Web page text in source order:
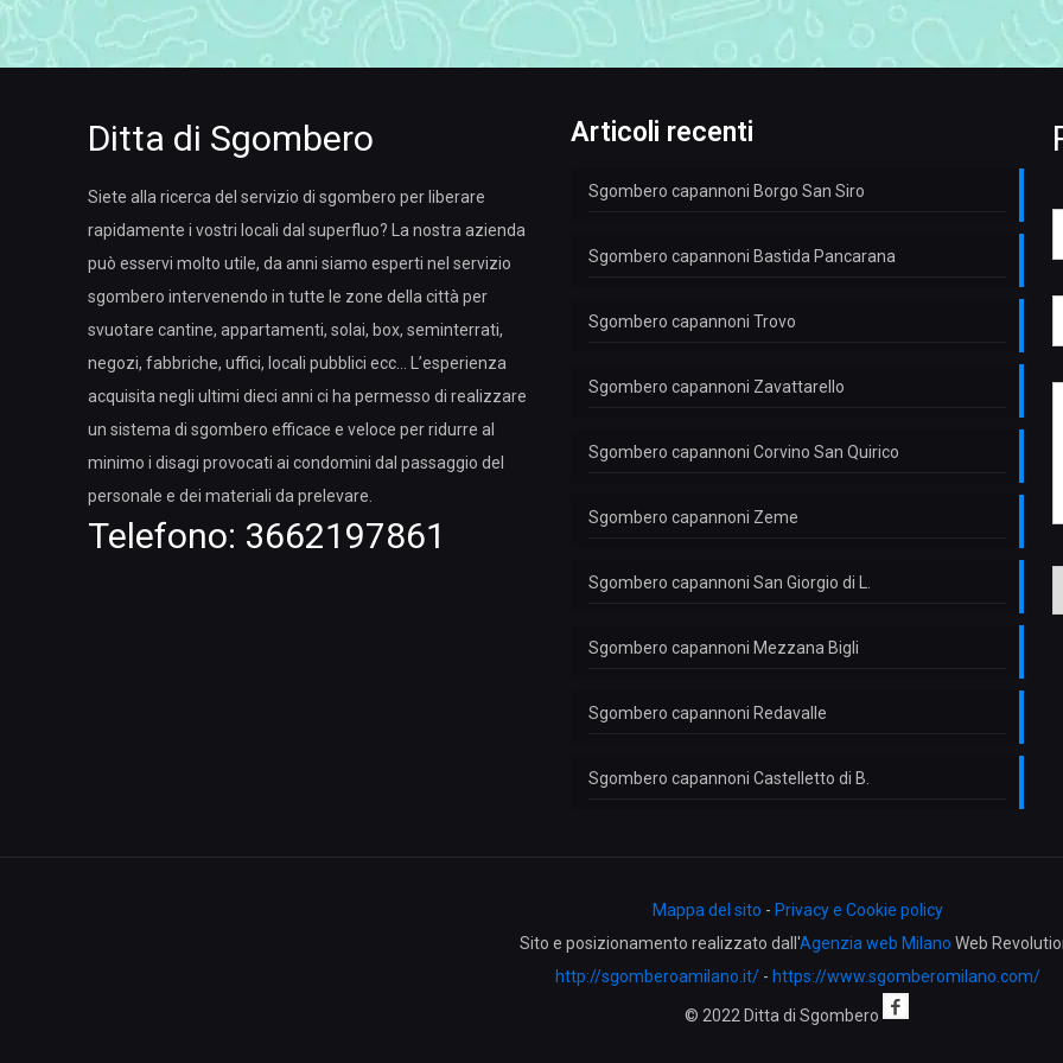
Ditta di Sgombero
Siete alla ricerca del servizio di sgombero per liberare
rapidamente i vostri locali dal superfluo? La nostra azienda
può esservi molto utile, da anni siamo esperti nel servizio
sgombero intervenendo in tutte le zone della città per
svuotare cantine, appartamenti, solai, box, seminterrati,
negozi, fabbriche, uffici, locali pubblici ecc… L’esperienza
acquisita negli ultimi dieci anni ci ha permesso di realizzare
un sistema di sgombero efficace e veloce per ridurre al
minimo i disagi provocati ai condomini dal passaggio del
personale e dei materiali da prelevare.
Telefono: 3662197861
Articoli recenti
Sgombero capannoni Borgo San Siro
Sgombero capannoni Bastida Pancarana
Sgombero capannoni Trovo
Sgombero capannoni Zavattarello
Sgombero capannoni Corvino San Quirico
Sgombero capannoni Zeme
Sgombero capannoni San Giorgio di L.
Sgombero capannoni Mezzana Bigli
Sgombero capannoni Redavalle
Sgombero capannoni Castelletto di B.
i
L
y
u
f
n
*
l
f
Mappa del sito - Privacy e Cookie policy
Sito e posizionamento realizzato dall'Agenzia web Milano Web
http://sgomberoamilano.it/- https://www.sgomberomilano.com/
© 2022 Ditta di Sgombero